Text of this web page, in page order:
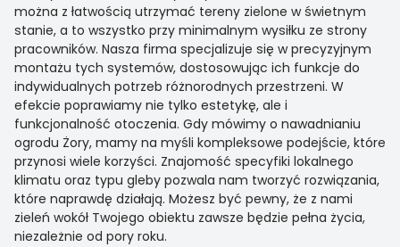
można z łatwością utrzymać tereny zielone w świetnym
stanie, a to wszystko przy minimalnym wysiłku ze strony
pracowników. Nasza firma specjalizuje się w precyzyjnym
montażu tych systemów, dostosowując ich funkcje do
indywidualnych potrzeb różnorodnych przestrzeni. W
efekcie poprawiamy nie tylko estetykę, ale i
funkcjonalność otoczenia. Gdy mówimy o nawadnianiu
ogrodu Żory, mamy na myśli kompleksowe podejście, które
przynosi wiele korzyści. Znajomość specyfiki lokalnego
klimatu oraz typu gleby pozwala nam tworzyć rozwiązania,
które naprawdę działają. Możesz być pewny, że z nami
zieleń wokół Twojego obiektu zawsze będzie pełna życia,
niezależnie od pory roku.